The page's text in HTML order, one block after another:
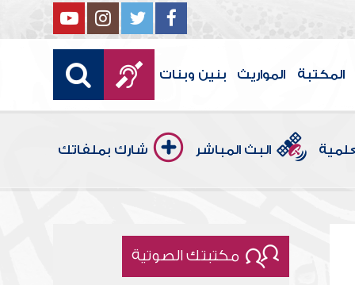
المكتبة المواريث بنين وبنات
البث المباشر شارك بملفاتك
مكتبتك الصوتية